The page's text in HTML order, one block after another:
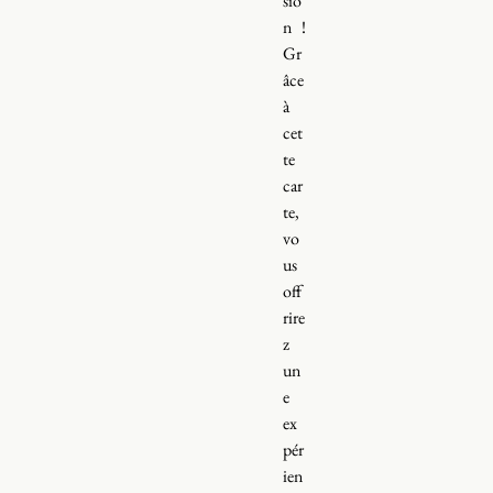
n !
Gr
âce
à
cet
te
car
te,
vo
us
off
rire
z
un
e
ex
pér
ien